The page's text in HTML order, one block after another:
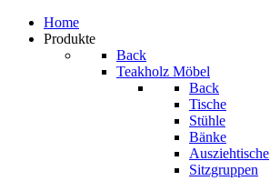
Home
Produkte
Back
Teakholz Möbel
Back
Tische
Stühle
Bänke
Ausziehtische
Sitzgruppen